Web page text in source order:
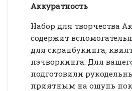
Аккуратность
Набор для творчества
содержит
для скрапбукинга,
пэчворкинга. Для
подготовили
приятным на ощупь